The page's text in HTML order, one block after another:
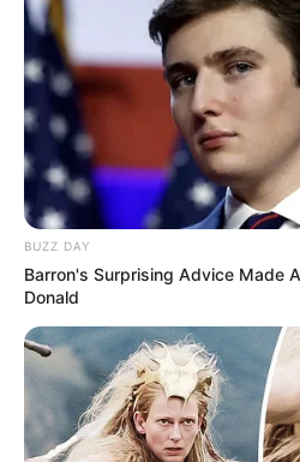
Märchenhaft Kostenlose
Kostenlose Reiseführer
für den Familienurlaub.
Links zu Ausflugszielen für
und um Ummendorf,
Marienborn,
Grenzdenkmal in
der Ortschaft verlief die
einer Länge von 350 m
mit Sichtblendmauer,
Kolonnenweg, Kfz-
Führungsturm erhalten.
Gedenkstätte Deutsche
BUZZ DAY
Barron's Surprising Advice Made
Donald